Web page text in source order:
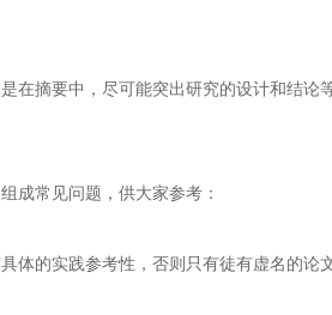
在摘要中，尽可能突出研究的设计和结
成常见问题，供大家参考：
的实践参考性，否则只有徒有虚名的论文